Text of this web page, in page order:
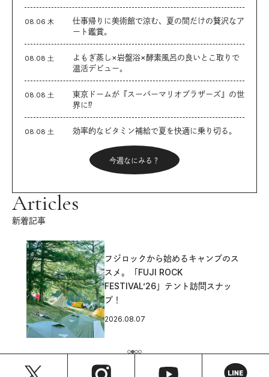
08.06 木
仕事帰りに美術館で涼む、夏の間だけの贅沢なア
ート鑑賞。
08.08 土
よもぎ蒸し×岩盤浴×酵素風呂の良いとこ取りで
温活デビュー。
08.08 土
東京ドームが『スーパーマリオブラザーズ』の世
界に⁉︎
08.08 土 効率的なビタミン補給で夏を快適に乗り切る。
今週なにみる？
Articles
新着記事
フジロックから始めるキャンプのス
スメ。「FUJI ROCK
FESTIVAL’26」テント訪問スナッ
プ！
2026.08.07